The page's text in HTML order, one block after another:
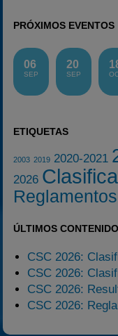
PRÓXIMOS EVENTOS
06
SEP
20
SEP
ETIQUETAS
2003 2019 2020-2021
2026
Reglamentos
ÚLTIMOS
CSC 2026:
CSC 2026:
CSC 2026:
CSC 2026: